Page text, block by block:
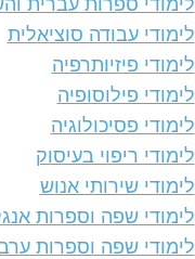
לימודי ספרות עברית
לימודי עבודה סוציאלית
לימודי פיזיותרפיה
לימודי פילוסופיה
לימודי פסיכולוגיה
לימודי ריפוי בעיסוק
לימודי שירותי אנוש
לימודי שפה וספרות
לימודי שפה וספרות